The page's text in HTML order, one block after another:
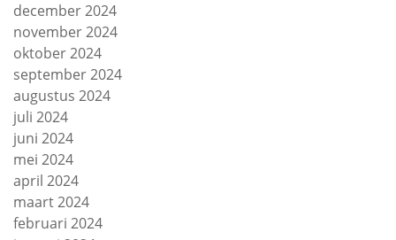
december 2024
november 2024
oktober 2024
september 2024
augustus 2024
juli 2024
juni 2024
mei 2024
april 2024
maart 2024
februari 2024